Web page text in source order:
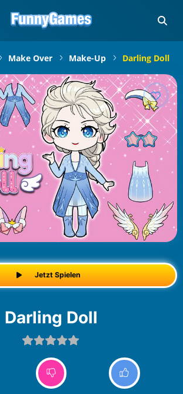
Make Over Make-Up Darling Doll
Jetzt Spielen
Darling Doll